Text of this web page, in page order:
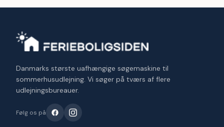
Danmarks største uafhængige søgemaskine til
sommerhusudlejning. Vi søger på tværs af flere
udlejningsbureauer.
Følg os på